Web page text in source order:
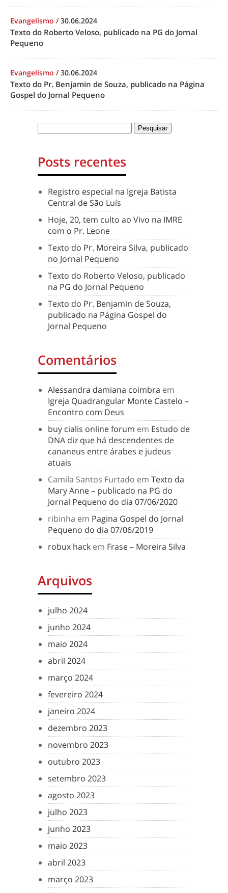
Evangelismo /30.06.2024
Texto do Roberto Veloso, publicado na PG do Jornal
Pequeno
Evangelismo /30.06.2024
Texto do Pr. Benjamin de Souza, publicado na Página
Gospel do Jornal Pequeno
Posts recentes
Registro especial na Igreja Batista
Central de São Luís
Hoje, 20, tem culto ao Vivo na IMRE
com o Pr. Leone
Texto do Pr. Moreira Silva, publicado
no Jornal Pequeno
Texto do Roberto Veloso, publicado
na PG do Jornal Pequeno
Texto do Pr. Benjamin de Souza,
publicado na Página Gospel do
Jornal Pequeno
Comentários
Alessandra damiana coimbra em
Igreja Quadrangular Monte Castelo –
Encontro com Deus
buy cialis online forum em Estudo de
DNA diz que há descendentes de
cananeus entre árabes e judeus
atuais
Camila Santos Furtado em Texto da
Mary Anne – publicado na PG do
Jornal Pequeno do dia 07/06/2020
ribinha em Pagina Gospel do Jornal
Pequeno do dia 07/06/2019
robux hack em Frase – Moreira Silva
Arquivos
julho 2024
junho 2024
maio 2024
abril 2024
março 2024
fevereiro 2024
janeiro 2024
dezembro 2023
novembro 2023
outubro 2023
setembro 2023
agosto 2023
julho 2023
junho 2023
maio 2023
abril 2023
março 2023